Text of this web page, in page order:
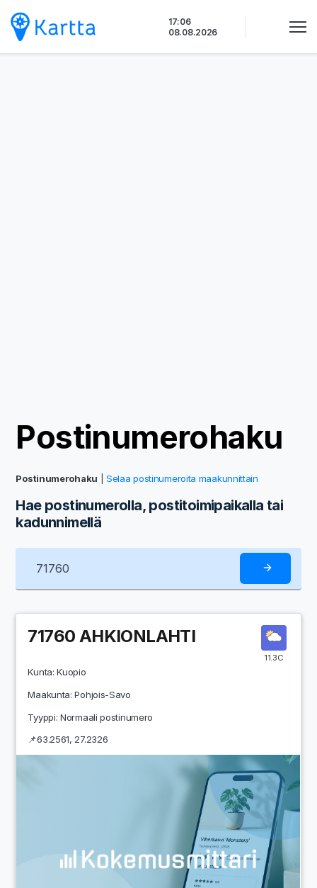
sisältöön
17:06
08.08.2026
Postinumerohaku
Postinumerohaku |Selaa postinumeroita maakunnittain
Hae postinumerolla, postitoimipaikalla tai
kadunnimellä
11.3C
71760 AHKIONLAHTI
Kunta:Kuopio
Maakunta:Pohjois-Savo
Tyyppi: Normaali postinumero
📌63.2561,27.2326